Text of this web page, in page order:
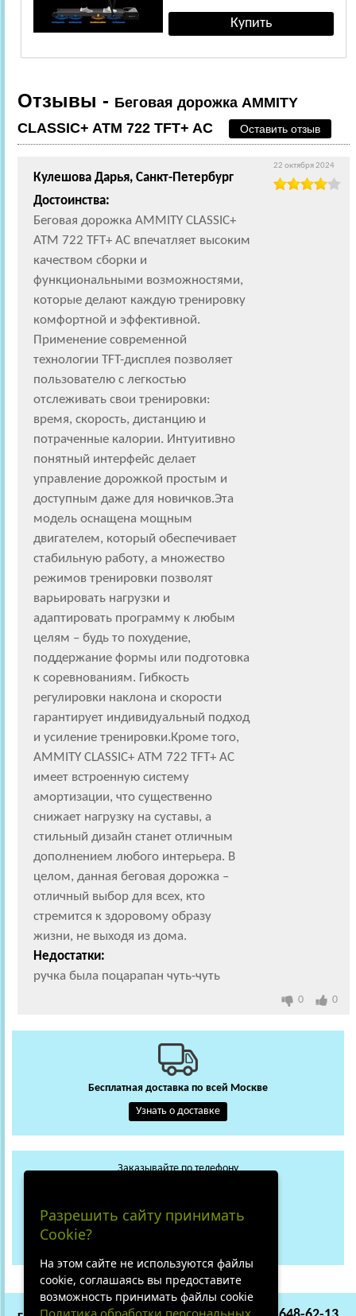
Отзывы - Беговая дорожка AMMITY
CLASSIC+ ATM 722 TFT+ AC
Оставить отзыв
Кулешова Дарья, Санкт-Петербург
Достоинства:
Беговая дорожка AMMITY CLASSIC+
ATM 722 TFT+ AC впечатляет высоким
качеством сборки и
функциональными возможностями,
которые делают каждую тренировку
комфортной и эффективной.
Применение современной
технологии TFT-дисплея позволяет
пользователю с легкостью
отслеживать свои тренировки:
время, скорость, дистанцию и
потраченные калории. Интуитивно
понятный интерфейс делает
управление дорожкой простым и
доступным даже для новичков.Эта
модель оснащена мощным
двигателем, который обеспечивает
стабильную работу, а множество
режимов тренировки позволят
варьировать нагрузки и
адаптировать программу к любым
целям – будь то похудение,
поддержание формы или подготовка
к соревнованиям. Гибкость
регулировки наклона и скорости
гарантирует индивидуальный подход
и усиление тренировки.Кроме того,
AMMITY CLASSIC+ ATM 722 TFT+ AC
имеет встроенную систему
амортизации, что существенно
снижает нагрузку на суставы, а
стильный дизайн станет отличным
дополнением любого интерьера. В
целом, данная беговая дорожка –
отличный выбор для всех, кто
стремится к здоровому образу
жизни, не выходя из дома.
Недостатки:
ручка была поцарапан чуть-чуть
22 октября 2024
0 0
Бесплатная доставка по всей Москве
Узнать о доставке
Заказывайте по телефону
+7 (919) 018-29-56
Разрешить сайту принимать
Cookie?
На этом сайте не используются файлы
cookie, соглашаясь вы предоставите
возможность принимать файлы cookie
Политика обработки персональных